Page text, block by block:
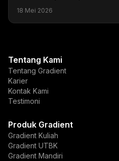
18 Mei 2026
Tentang Kami
Tentang Gradient
Karier
Kontak Kami
Testimoni
Produk Gradient
Gradient Kuliah
Gradient UTBK
Gradient Mandiri